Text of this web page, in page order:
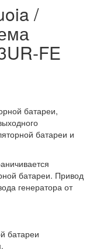
/
FE
батареи,
батареи и
батареи. Привод
генератора от
батареи